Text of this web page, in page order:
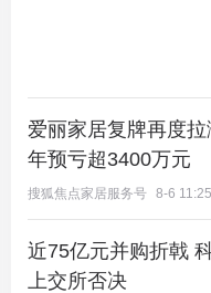
米，270°转角客厅，
户型图大家感兴趣，
爱丽家居复牌再度
年预亏超3400万元
搜狐焦点家居服务号 8-6 11:25
近75亿元并购折戟
上交所否决